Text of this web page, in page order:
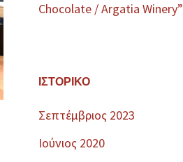
Chocolate / Argatia Winery”
ΙΣΤΟΡΙΚΌ
Σεπτέμβριος 2023
Ιούνιος 2020